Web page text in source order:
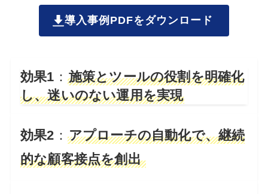
導入事例PDFをダウンロード
効果1 ： 施策とツールの役割を明確化
し、迷いのない運用を実現
効果2 ： アプローチの自動化で、継続
的な顧客接点を創出